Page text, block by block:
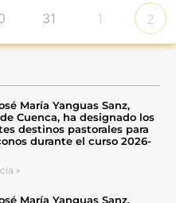
31 1 2
María Yanguas Sanz,
Cuenca, ha designado los
destinos pastorales para
durante el curso 2026-
»
María Yanguas Sanz,